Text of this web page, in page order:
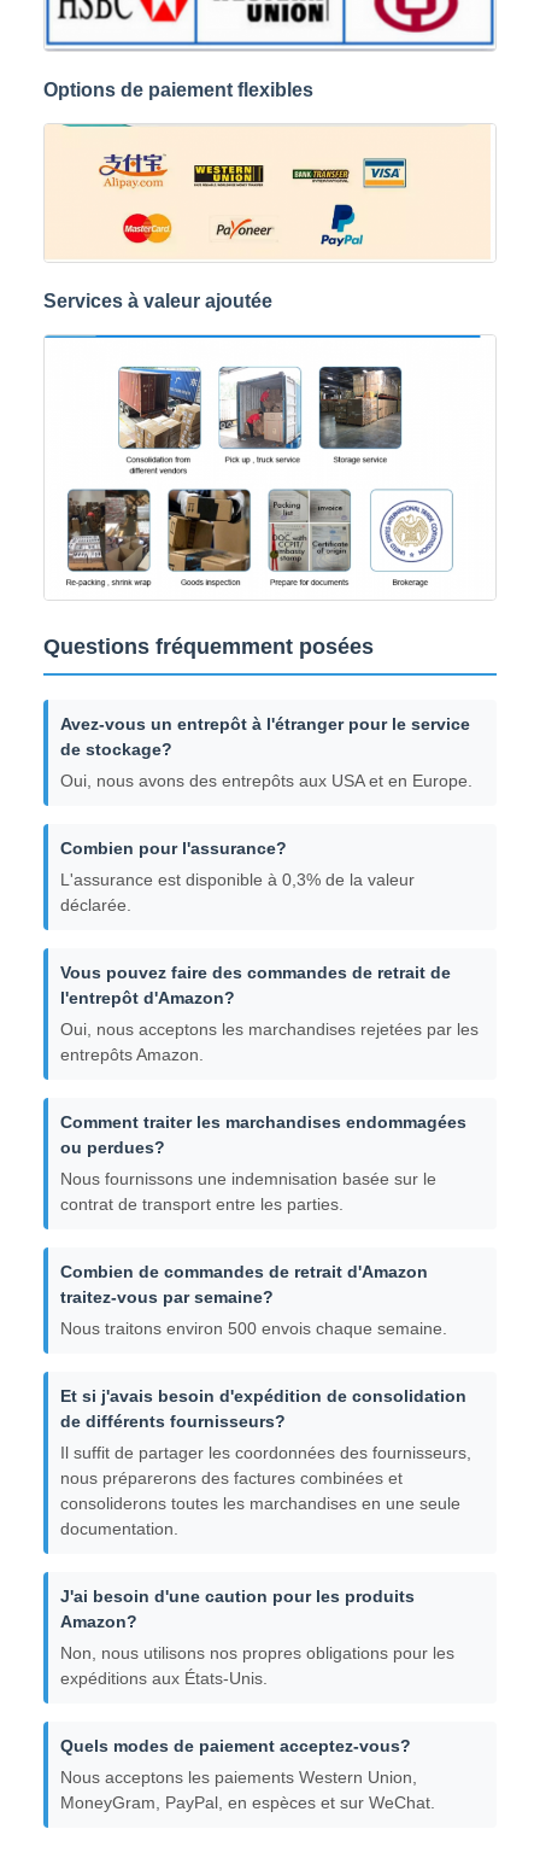
Options de paiement flexibles
Services à valeur ajoutée
Questions fréquemment posées
Avez-vous un entrepôt à l'étranger pour le service
de stockage?
Oui, nous avons des entrepôts aux USA et en Europe.
Combien pour l'assurance?
L'assurance est disponible à 0,3% de la valeur
déclarée.
Vous pouvez faire des commandes de retrait de
l'entrepôt d'Amazon?
Oui, nous acceptons les marchandises rejetées par les
entrepôts Amazon.
Comment traiter les marchandises endommagées
ou perdues?
Nous fournissons une indemnisation basée sur le
contrat de transport entre les parties.
Combien de commandes de retrait d'Amazon
traitez-vous par semaine?
Nous traitons environ 500 envois chaque semaine.
Et si j'avais besoin d'expédition de consolidation
de différents fournisseurs?
Il suffit de partager les coordonnées des fournisseurs,
nous préparerons des factures combinées et
consoliderons toutes les marchandises en une seule
documentation.
J'ai besoin d'une caution pour les produits
Amazon?
Non, nous utilisons nos propres obligations pour les
expéditions aux États-Unis.
Quels modes de paiement acceptez-vous?
Nous acceptons les paiements Western Union,
MoneyGram, PayPal, en espèces et sur WeChat.